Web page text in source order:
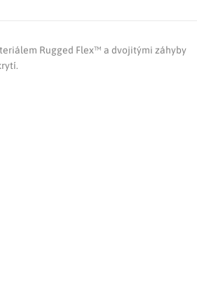
Rugged Flex™ a dvojitými záhyby